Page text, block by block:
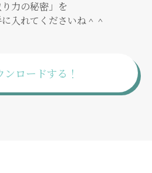
り力の秘密」を
入れてくださいね＾＾
ンロードする！